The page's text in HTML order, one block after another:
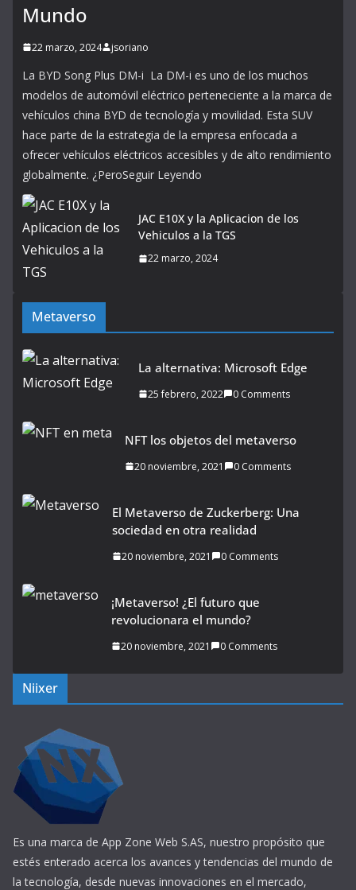
Mundo
22 marzo, 2024 jsoriano
La BYD Song Plus DM-i La DM-i es uno de los muchos
modelos de automóvil eléctrico perteneciente a la marca de
vehículos china BYD de tecnología y movilidad. Esta SUV
hace parte de la estrategia de la empresa enfocada a
ofrecer vehículos eléctricos accesibles y de alto rendimiento
globalmente. ¿PeroSeguir Leyendo
JAC E10X y la Aplicacion de los
Vehiculos a la TGS
22 marzo, 2024
Metaverso
La alternativa: Microsoft Edge
25 febrero, 2022 0 Comments
NFT los objetos del metaverso
20 noviembre, 2021 0 Comments
El Metaverso de Zuckerberg: Una
sociedad en otra realidad
20 noviembre, 2021 0 Comments
¡Metaverso! ¿El futuro que
revolucionara el mundo?
20 noviembre, 2021 0 Comments
Niixer
Es una marca de App Zone Web S.AS, nuestro propósito que
estés enterado acerca los avances y tendencias del mundo de
la tecnología, desde nuevas innovaciones en el mercado,